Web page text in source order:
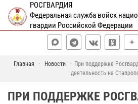
РОСГВАРДИЯ
Федеральная служба войск
гвардии Российской Федерации
Главная Новости
При поддержке
деятельность на
ПРИ ПОДДЕРЖКЕ